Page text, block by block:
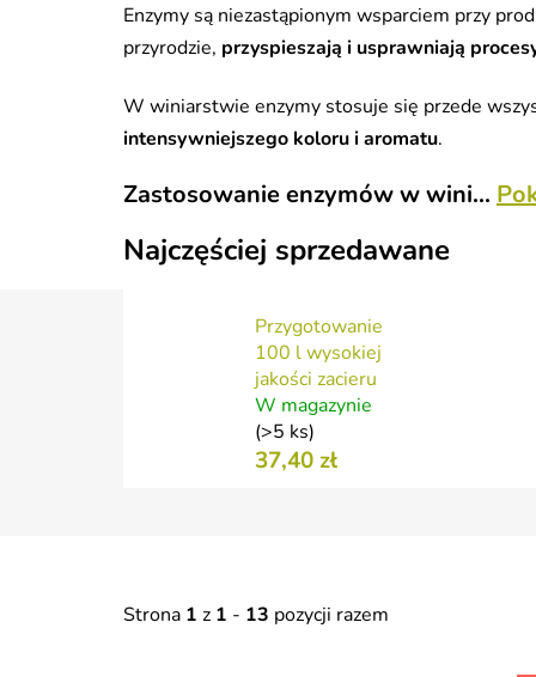
Enzymy są niezastąpionym wsparciem przy
przyrodzie, przyspieszają i usprawniają
W winiarstwie enzymy stosuje się przede
intensywniejszego koloru i aromatu.
Zastosowanie enzymów w wini...
Najczęściej sprzedawane
Przygotowanie
100 l wysokiej
jakości zacieru
W magazynie
(>5 ks)
37,40 zł
Strona 1 z 1 - 13 pozycji razem